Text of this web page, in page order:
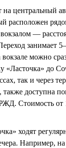
центральный
расположен
—
занимает
можно
«Ласточка» до
так и через
доступна
Стоимость от
ходят
Например,